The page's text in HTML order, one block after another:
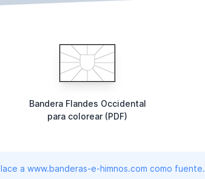
Bandera Flandes Occidental
para colorear (PDF)
a www.banderas-e-himnos.com como fuente.